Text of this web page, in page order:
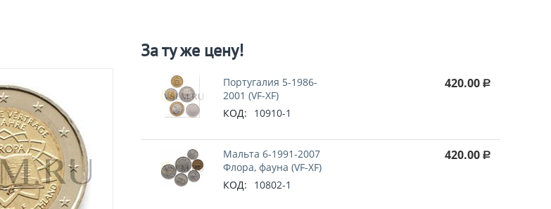
За ту же цену!
Португалия 5-1986-
2001 (VF-XF)
КОД:
10910-1
420.00 Р
Мальта 6-1991-2007
Флора, фауна (VF-XF)
КОД:
10802-1
420.00 Р